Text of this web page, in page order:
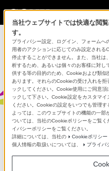
モバイルモーションキャ
mocopi Receiver
プンソースとして
当社ウェブサイトでは快適な閲
す。
プライバシー設定、ログイン、フォームへ
用者のアクションに応じてのみ設定され
停止することができません。また、当社は
析するため、あるいは個々のお客様に対し
供する等の目的のため、Cookieおよび類
あります。それらのCookieの受け入れを
ックしてください。Cookie使用にご同意
ックして下さい。Cookie設定をカスタマ
ください。Cookieの設定をいつでも管理
よっては、このウェブサイトの機能の一
ついては、当社のCookieポリシーをご覧
イバシーポリシーをご覧ください。
詳細については、当社の
Cookieポリシー
個人情報の取扱いについては、
プライバ